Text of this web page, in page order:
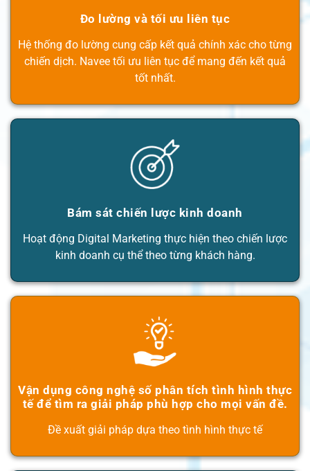
Đo lường và tối ưu liên tục
Hệ thống đo lường cung cấp kết quả chính xác cho từng
chiến dịch. Navee tối ưu liên tục để mang đến kết quả
tốt nhất.
Bám sát chiến lược kinh doanh
Hoạt động Digital Marketing thực hiện theo chiến lược
kinh doanh cụ thể theo từng khách hàng.
Vận dụng công nghệ số phân tích tình hình thực
tế để tìm ra giải pháp phù hợp cho mọi vấn đề.
Đề xuất giải pháp dựa theo tình hình thực tế